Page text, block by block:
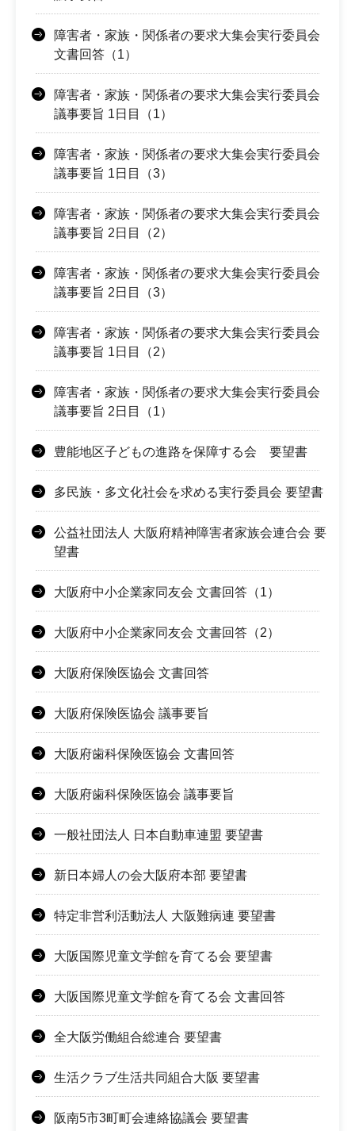
障害者・家族・関係者の要求大集会実行委員会
文書回答（1）
障害者・家族・関係者の要求大集会実行委員会
議事要旨 1日目（1）
障害者・家族・関係者の要求大集会実行委員会
議事要旨 1日目（3）
障害者・家族・関係者の要求大集会実行委員会
議事要旨 2日目（2）
障害者・家族・関係者の要求大集会実行委員会
議事要旨 2日目（3）
障害者・家族・関係者の要求大集会実行委員会
議事要旨 1日目（2）
障害者・家族・関係者の要求大集会実行委員会
議事要旨 2日目（1）
豊能地区子どもの進路を保障する会 要望書
多民族・多文化社会を求める実行委員会 要望書
公益社団法人 大阪府精神障害者家族会連合会 要
望書
大阪府中小企業家同友会 文書回答（1）
大阪府中小企業家同友会 文書回答（2）
大阪府保険医協会 文書回答
大阪府保険医協会 議事要旨
大阪府歯科保険医協会 文書回答
大阪府歯科保険医協会 議事要旨
一般社団法人 日本自動車連盟 要望書
新日本婦人の会大阪府本部 要望書
特定非営利活動法人 大阪難病連 要望書
大阪国際児童文学館を育てる会 要望書
大阪国際児童文学館を育てる会 文書回答
全大阪労働組合総連合 要望書
生活クラブ生活共同組合大阪 要望書
阪南5市3町町会連絡協議会 要望書